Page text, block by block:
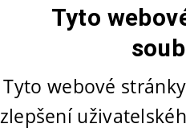
Tyto
Tyto webové
zlepšení